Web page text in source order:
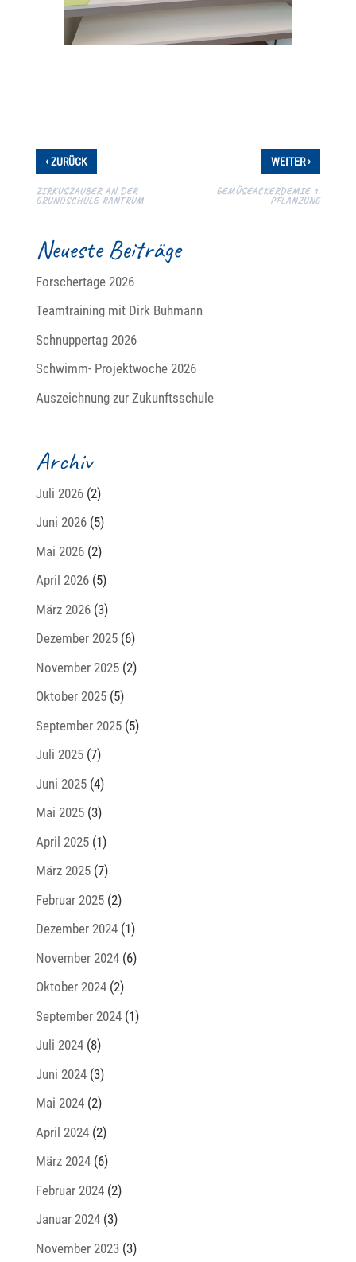
‹ZURÜCK
ZIRKUSZAUBER AN DER
GRUNDSCHULE RANTRUM
WEITER›
GEMÜSEACKERDEMIE 1.
PFLANZUNG
Neueste Beiträge
Forschertage 2026
Teamtraining mit Dirk Buhmann
Schnuppertag 2026
Schwimm- Projektwoche 2026
Auszeichnung zur Zukunftsschule
Archiv
Juli 2026(2)
Juni 2026(5)
Mai 2026(2)
April 2026(5)
März 2026(3)
Dezember 2025(6)
November 2025(2)
Oktober 2025(5)
September 2025(5)
Juli 2025(7)
Juni 2025(4)
Mai 2025(3)
April 2025(1)
März 2025(7)
Februar 2025(2)
Dezember 2024(1)
November 2024(6)
Oktober 2024(2)
September 2024(1)
Juli 2024(8)
Juni 2024(3)
Mai 2024(2)
April 2024(2)
März 2024(6)
Februar 2024(2)
Januar 2024(3)
November 2023(3)